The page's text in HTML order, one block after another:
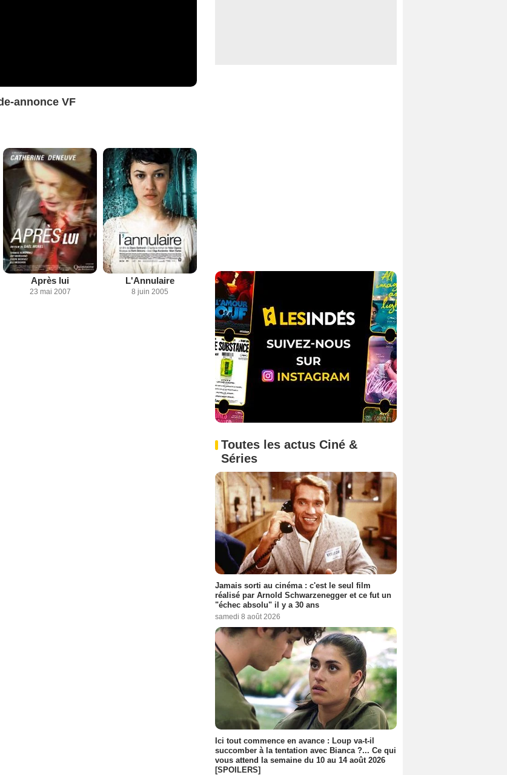
annonce VF
Après lui
23 mai 2007
L'Annulaire
8 juin 2005
Toutes les actus Ciné &
Séries
Jamais sorti au cinéma : c'est le seul film
réalisé par Arnold Schwarzenegger et ce fut un
"échec absolu" il y a 30 ans
samedi 8 août 2026
Ici tout commence en avance : Loup va-t-il
succomber à la tentation avec Bianca ?... Ce qui
vous attend la semaine du 10 au 14 août 2026
[SPOILERS]